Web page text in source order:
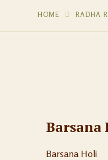
HOME RADHA
Barsana
Barsana Holi